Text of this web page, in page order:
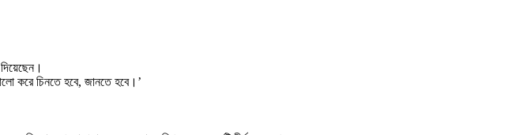
করে চিনতে হবে, জানতে হবে।’